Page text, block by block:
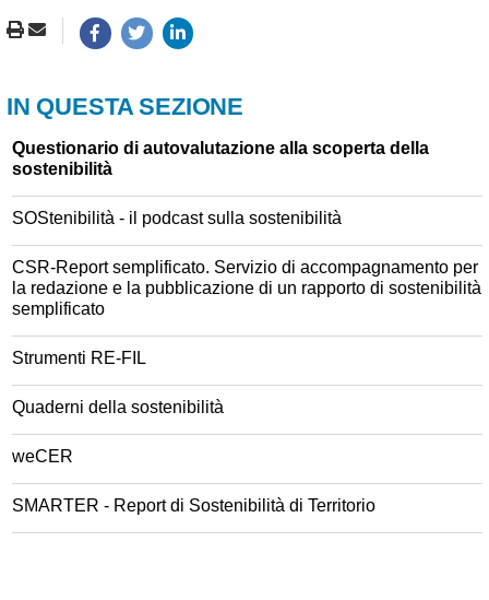
IN QUESTA SEZIONE
Questionario di autovalutazione alla scoperta della
sostenibilità
SOStenibilità - il podcast sulla sostenibilità
CSR-Report semplificato. Servizio di accompagnamento per
la redazione e la pubblicazione di un rapporto di sostenibilità
semplificato
Strumenti RE-FIL
Quaderni della sostenibilità
weCER
SMARTER - Report di Sostenibilità di Territorio